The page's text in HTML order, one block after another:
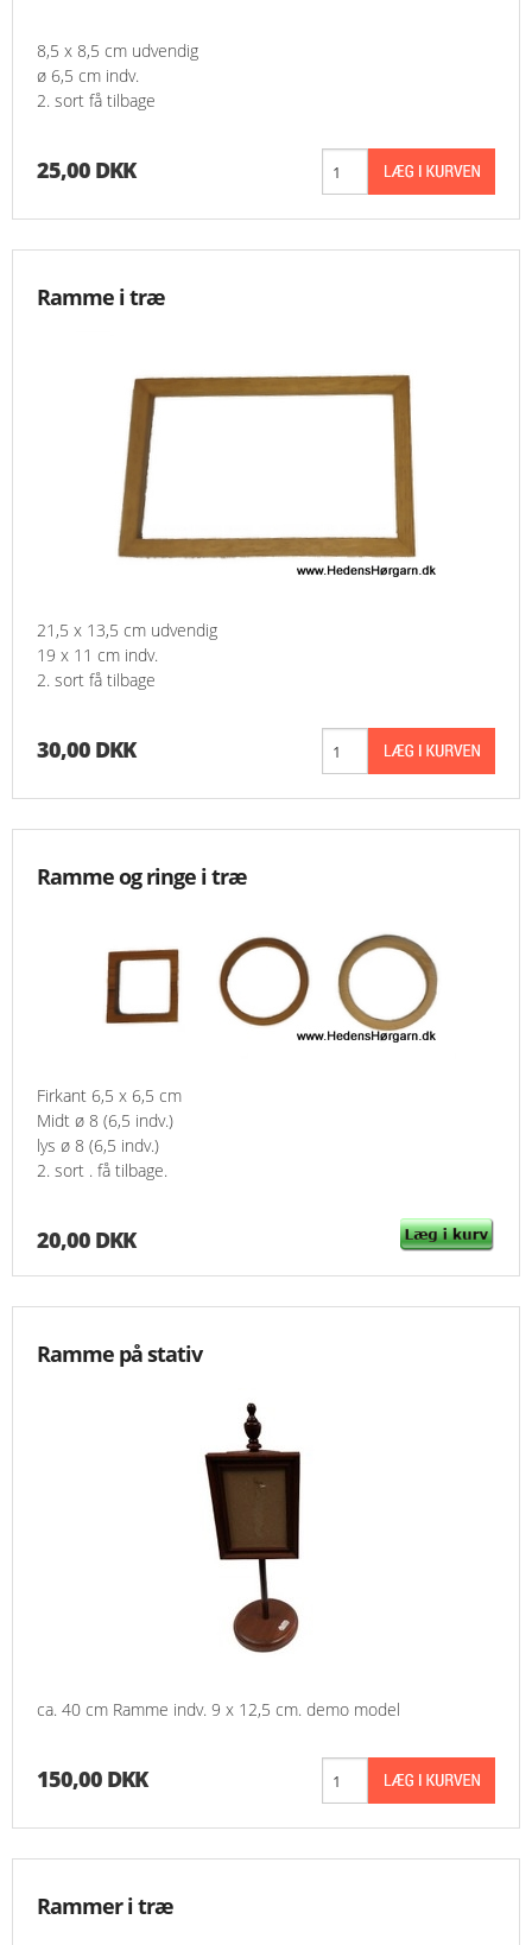
8,5 x 8,5 cm udvendig
ø 6,5 cm indv.
2. sort få tilbage
25,00 DKK
Ramme i træ
21,5 x 13,5 cm udvendig
19 x 11 cm indv.
2. sort få tilbage
30,00 DKK
Ramme og ringe i træ
Firkant 6,5 x 6,5 cm
Midt ø 8 (6,5 indv.)
lys ø 8 (6,5 indv.)
2. sort . få tilbage.
20,00 DKK
Ramme på stativ
ca. 40 cm Ramme indv. 9 x 12,5 cm. demo model
150,00 DKK
Rammer i træ